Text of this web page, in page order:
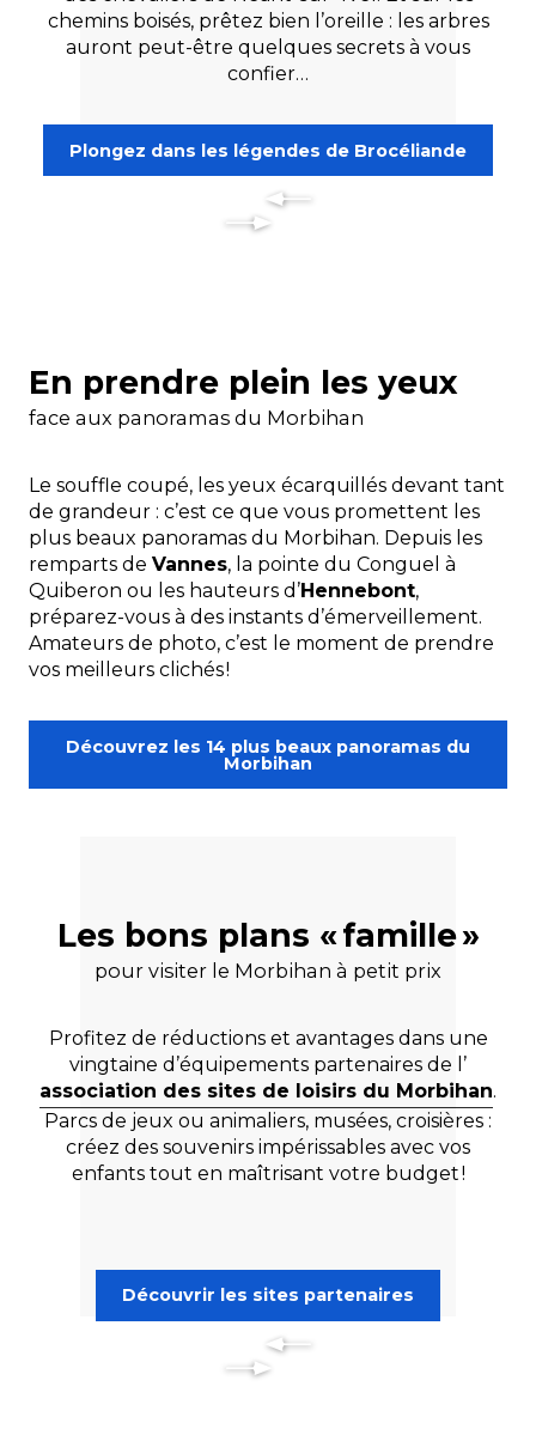
chemins boisés, prêtez bien l’oreille : les arbres
auront peut-être quelques secrets à vous
confier…
Plongez dans les légendes de Brocéliande
En prendre plein les yeux
face aux panoramas du Morbihan
Le souffle coupé, les yeux écarquillés devant tant
de grandeur : c’est ce que vous promettent les
plus beaux panoramas du Morbihan. Depuis les
remparts de Vannes, la pointe du Conguel à
Quiberon ou les hauteurs d’Hennebont,
préparez-vous à des instants d’émerveillement.
Amateurs de photo, c’est le moment de prendre
vos meilleurs clichés !
Découvrez les 14 plus beaux panoramas du
Morbihan
Les bons plans « famille »
pour visiter le Morbihan à petit prix
Profitez de réductions et avantages dans une
vingtaine d’équipements partenaires de l’
association des sites de loisirs du Morbihan.
Parcs de jeux ou animaliers, musées, croisières :
créez des souvenirs impérissables avec vos
enfants tout en maîtrisant votre budget !
Découvrir les sites partenaires